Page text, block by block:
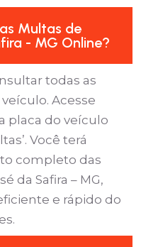
Multas de
- MG Online?
todas as
Acesse
placa do veículo
Você terá
completo das
da Safira – MG,
e rápido do